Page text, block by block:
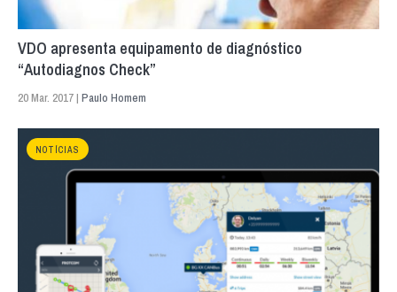
VDO apresenta equipamento de diagnóstico
“Autodiagnos Check”
20 Mar. 2017 | Paulo Homem
NOTÍCIAS